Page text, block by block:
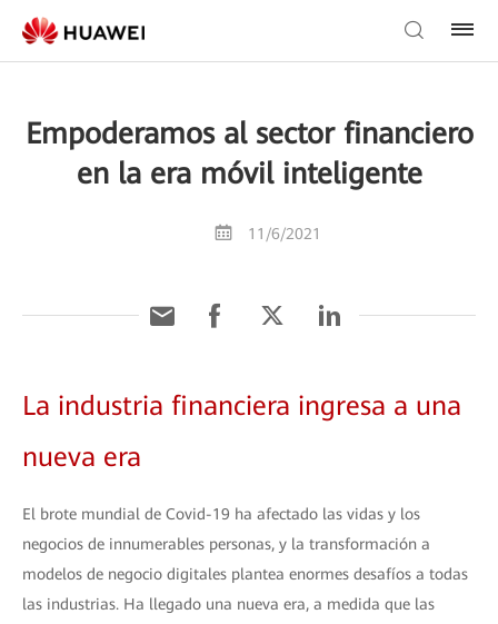
Empoderamos al sector financiero
en la era móvil inteligente
11/6/2021
La industria financiera ingresa a una
nueva era
El brote mundial de Covid-19 ha afectado las vidas y los
negocios de innumerables personas, y la transformación a
modelos de negocio digitales plantea enormes desafíos a todas
las industrias. Ha llegado una nueva era, a medida que las